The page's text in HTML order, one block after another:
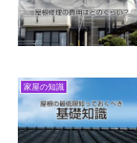
家屋の知識